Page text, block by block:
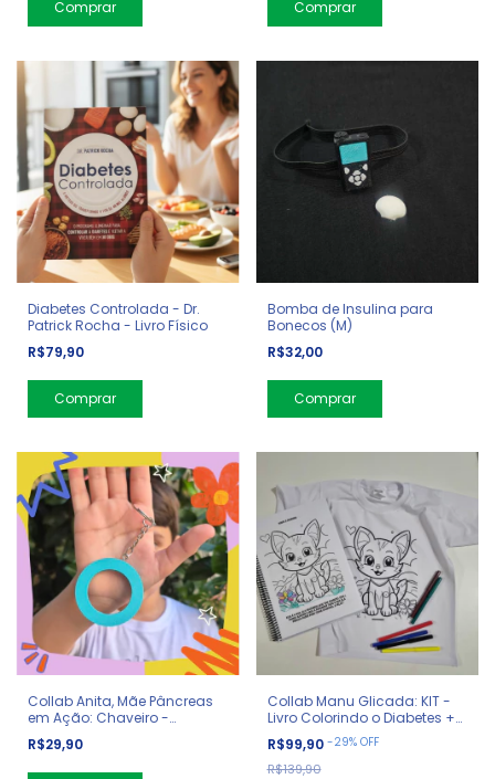
Diabetes Controlada - Dr.
Patrick Rocha - Livro Físico
R$79,90
Bomba de Insulina para
Bonecos (M)
R$32,00
Comprar
Collab Anita, Mãe Pâncreas
em Ação: Chaveiro -
Diabetes
R$29,90
Collab Manu Glicada: KIT -
Livro Colorindo o Diabetes +
Camiseta + Canetinha
R$99,90 -29% OFF
R$139,90